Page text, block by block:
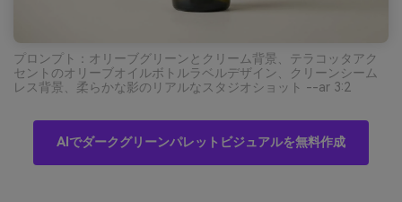
プロンプト：オリーブグリーンとクリーム背景、テラコッタアク
セントのオリーブオイルボトルラベルデザイン、クリーンシーム
レス背景、柔らかな影のリアルなスタジオショット --ar 3:2
AIでダークグリーンパレットビジュアルを無料作成